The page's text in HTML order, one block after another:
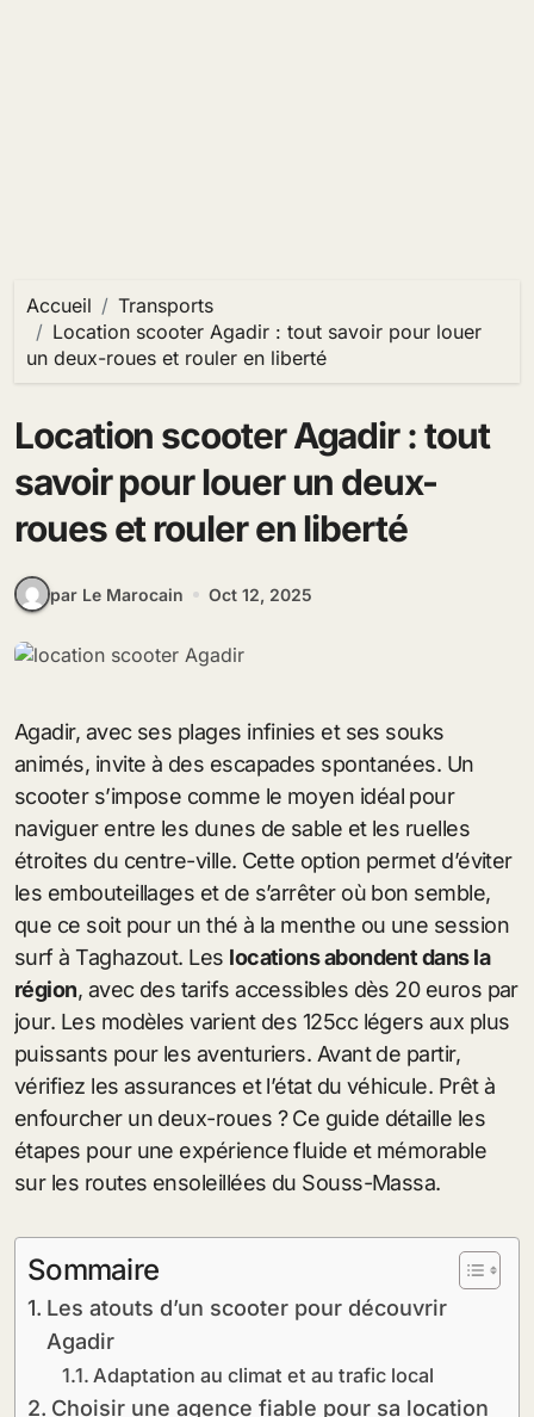
Accueil
Transports
Location scooter Agadir : tout savoir pour louer
un deux-roues et rouler en liberté
Location scooter Agadir : tout
savoir pour louer un deux-
roues et rouler en liberté
par Le Marocain Oct 12, 2025
Agadir, avec ses plages infinies et ses souks
animés, invite à des escapades spontanées. Un
scooter s’impose comme le moyen idéal pour
naviguer entre les dunes de sable et les ruelles
étroites du centre-ville. Cette option permet d’éviter
les embouteillages et de s’arrêter où bon semble,
que ce soit pour un thé à la menthe ou une session
surf à Taghazout. Les locations abondent dans la
région, avec des tarifs accessibles dès 20 euros par
jour. Les modèles varient des 125cc légers aux plus
puissants pour les aventuriers. Avant de partir,
vérifiez les assurances et l’état du véhicule. Prêt à
enfourcher un deux-roues ? Ce guide détaille les
étapes pour une expérience fluide et mémorable
sur les routes ensoleillées du Souss-Massa.
Sommaire
Les atouts d’un scooter pour découvrir
Agadir
Adaptation au climat et au trafic local
Choisir une agence fiable pour sa location